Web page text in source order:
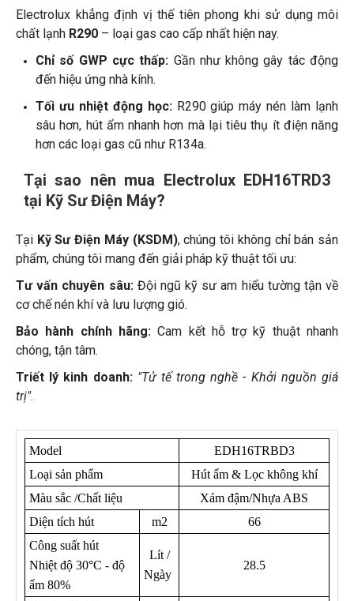
Electrolux khẳng định vị thế tiên phong khi sử dụng môi
chất lạnh R290 – loại gas cao cấp nhất hiện nay.
Chỉ số GWP cực thấp: Gần như không gây tác động
đến hiệu ứng nhà kính.
Tối ưu nhiệt động học:R290 giúp máy nén làm lạnh
sâu hơn, hút ẩm nhanh hơn mà lại tiêu thụ ít điện năng
hơn các loại gas cũ như R134a.
Tại sao nên mua Electrolux EDH16TRD3
tại Kỹ Sư Điện Máy?
Tại Kỹ Sư Điện Máy (KSDM), chúng tôi không chỉ bán sản
phẩm, chúng tôi mang đến giải pháp kỹ thuật tối ưu:
Tư vấn chuyên sâu:Đội ngũ kỹ sư am hiểu tường tận về
cơ chế nén khí và lưu lượng gió.
Bảo hành chính hãng:Cam kết hỗ trợ kỹ thuật nhanh
chóng, tận tâm.
Triết lý kinh doanh: "Tử tế trong nghề - Khởi nguồn giá
trị".
Model
EDH16TRBD3
Loại sản phẩm
Hút ẩm & Lọc không khí
Màu sắc /Chất liệu
Xám đậm/Nhựa ABS
Diện tích hút
m2
66
Công suất hút
Nhiệt độ 30°C - độ
ẩm 80%
Lít /
Ngày
28.5